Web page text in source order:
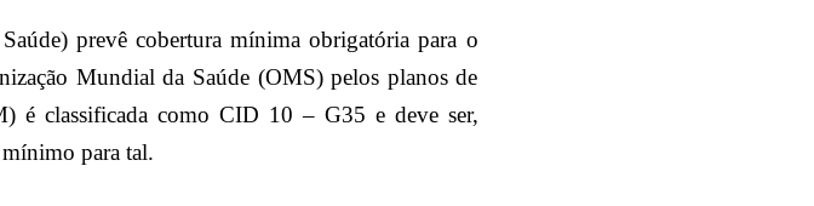
prevê cobertura mínima obrigatória para o
Mundial da Saúde (OMS) pelos planos de
é classificada como CID 10 – G35 e deve ser,
para tal.